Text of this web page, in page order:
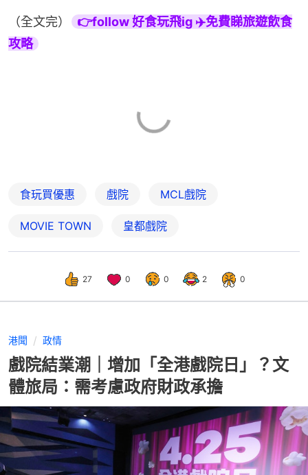
（全文完）
👉follow 好食玩飛ig ✈️免費睇旅遊飲食
攻略
食玩買優惠 戲院 MCL戲院
MOVIE TOWN 皇都戲院
27 0 0 2 0
港聞 政情
戲院結業潮｜增加「全港戲院日」？文
體旅局：需考慮政府財政承擔